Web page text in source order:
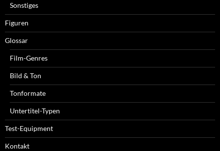
Sonstiges
Figuren
Glossar
Film-Genres
Bild & Ton
Tonformate
Untertitel-Typen
Test-Equipment
Kontakt